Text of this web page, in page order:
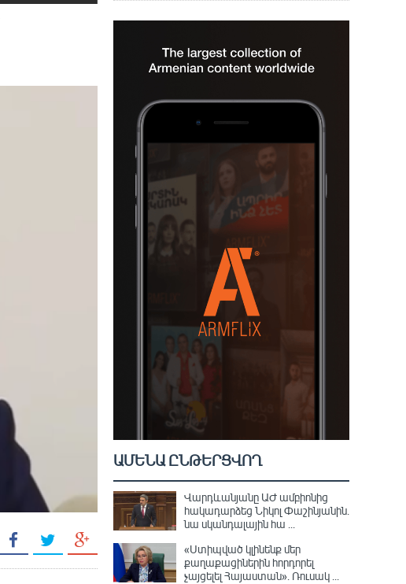
ԱՄԵՆԱ ԸՆԹԵՐՑՎՈՂ
Վարդևանյանը ԱԺ ամբիոնից
հակադարձեց Նիկոլ Փաշինյանին․
նա սկանդալային հա ...
«Ստիպված կլինենք մեր
քաղաքացիներին հորդորել
չայցելել Հայաստան»․ Ռուսակ ...